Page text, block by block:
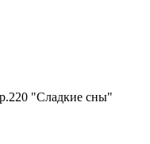
"Сладкие сны"